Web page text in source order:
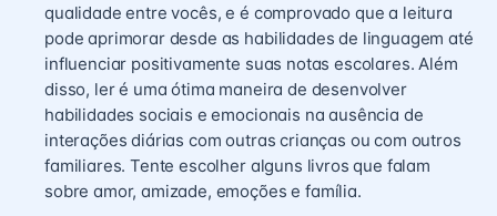
qualidade entre vocês, e é comprovado que a leitura
pode aprimorar desde as habilidades de linguagem até
influenciar positivamente suas notas escolares. Além
disso, ler é uma ótima maneira de desenvolver
habilidades sociais e emocionais na ausência de
interações diárias com outras crianças ou com outros
familiares. Tente escolher alguns livros que falam
sobre amor, amizade, emoções e família.